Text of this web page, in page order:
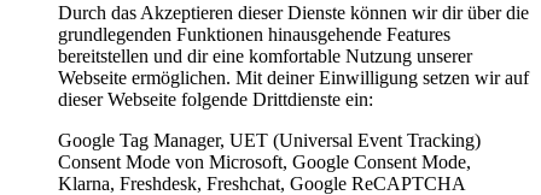
Durch das Akzeptieren dieser Dienste können wir dir über die
grundlegenden Funktionen hinausgehende Features
bereitstellen und dir eine komfortable Nutzung unserer
Webseite ermöglichen. Mit deiner Einwilligung setzen wir auf
dieser Webseite folgende Drittdienste ein:
Google Tag Manager, UET (Universal Event Tracking)
Consent Mode von Microsoft, Google Consent Mode,
Klarna, Freshdesk, Freshchat, Google ReCAPTCHA